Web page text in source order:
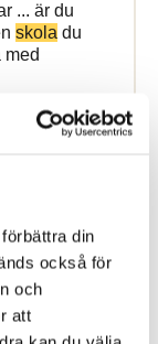
din
också för
och
att
... är du
skola du
med